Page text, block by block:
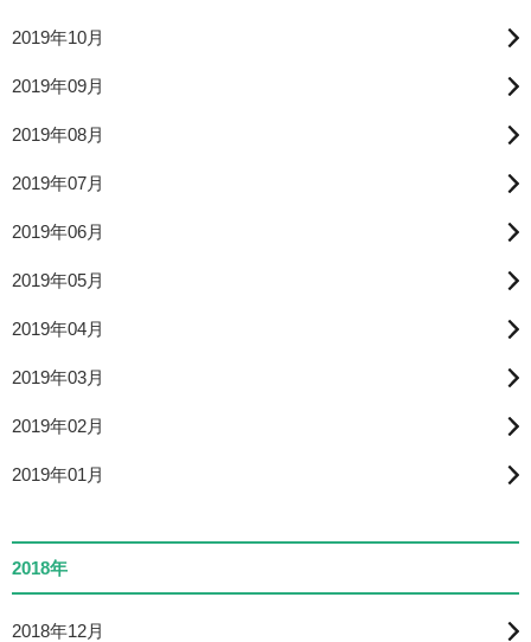
2019年10月
2019年09月
2019年08月
2019年07月
2019年06月
2019年05月
2019年04月
2019年03月
2019年02月
2019年01月
2018年
2018年12月